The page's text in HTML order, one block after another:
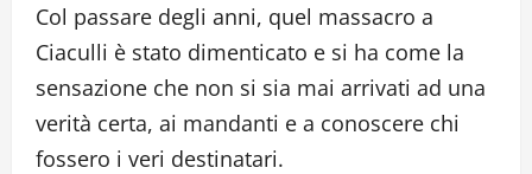
Col passare degli anni, quel massacro a
Ciaculli è stato dimenticato e si ha come la
sensazione che non si sia mai arrivati ad una
verità certa, ai mandanti e a conoscere chi
fossero i veri destinatari.